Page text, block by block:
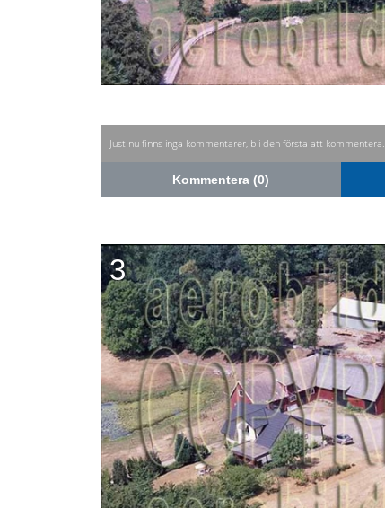
Just nu finns inga kommentarer, bli den första att kommentera.
Kommentera (0)
3